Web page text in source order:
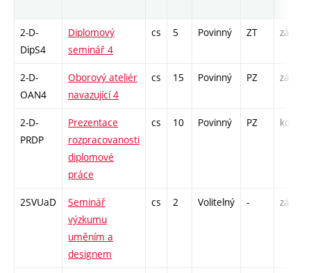
2-D-
DipS4
Diplomový
seminář 4
cs 5 Povinný ZT zá
2-D-
OAN4
Oborový ateliér
navazující 4
cs 15 Povinný PZ zá
2-D-
PRDP
Prezentace
rozpracovanosti
diplomové
práce
cs 10 Povinný PZ kol
2SVUaD
Seminář
výzkumu
uměním a
designem
cs 2 Volitelný - zá